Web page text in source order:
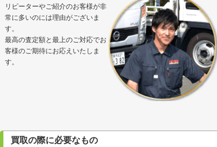
リピーターやご紹介のお客様が非
常に多いのには理由がございま
す。
最高の査定額と最上のご対応でお
客様のご期待にお応えいたしま
す。
買取の際に必要なもの